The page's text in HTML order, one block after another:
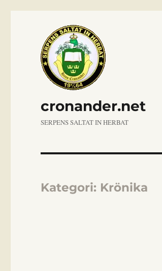
cronander.net
SERPENS SALTAT IN HERBAT
Kategori: Krönika